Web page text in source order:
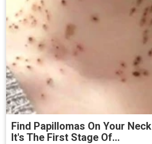
Find Papillomas On Your
It's The First Stage Of...